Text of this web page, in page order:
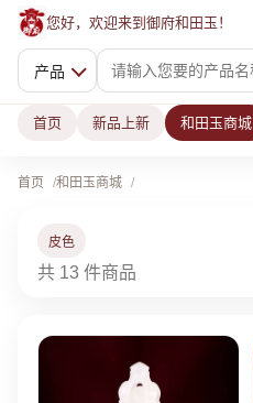
您好，欢迎来到御府和田玉！
产品
首页 新品上新 和田玉商城
首页 和田玉商城
皮色
共 13 件商品